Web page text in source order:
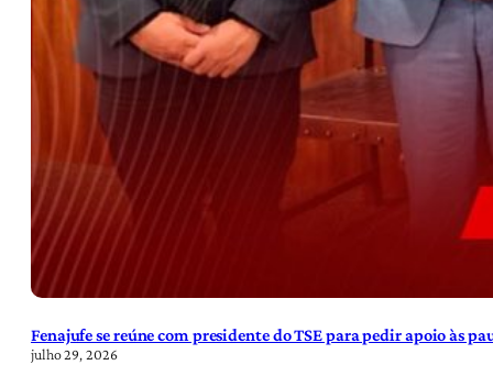
Fenajufe se reúne com presidente do TSE para pedir apoio às
julho 29, 2026